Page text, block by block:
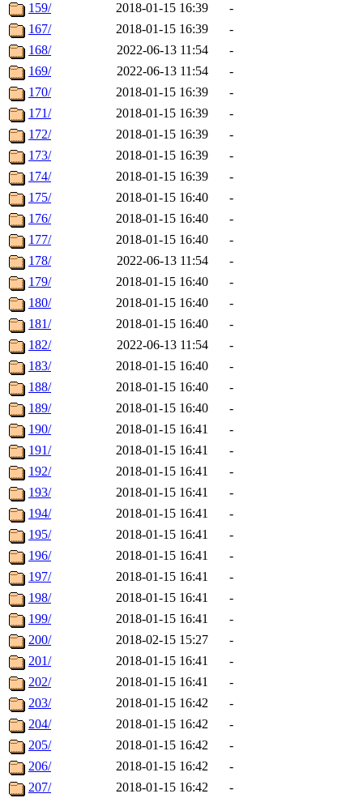
159/
2018-01-15 16:39
-
167/
2018-01-15 16:39
-
168/
2022-06-13 11:54
-
169/
2022-06-13 11:54
-
170/
2018-01-15 16:39
-
171/
2018-01-15 16:39
-
172/
2018-01-15 16:39
-
173/
2018-01-15 16:39
-
174/
2018-01-15 16:39
-
175/
2018-01-15 16:40
-
176/
2018-01-15 16:40
-
177/
2018-01-15 16:40
-
178/
2022-06-13 11:54
-
179/
2018-01-15 16:40
-
180/
2018-01-15 16:40
-
181/
2018-01-15 16:40
-
182/
2022-06-13 11:54
-
183/
2018-01-15 16:40
-
188/
2018-01-15 16:40
-
189/
2018-01-15 16:40
-
190/
2018-01-15 16:41
-
191/
2018-01-15 16:41
-
192/
2018-01-15 16:41
-
193/
2018-01-15 16:41
-
194/
2018-01-15 16:41
-
195/
2018-01-15 16:41
-
196/
2018-01-15 16:41
-
197/
2018-01-15 16:41
-
198/
2018-01-15 16:41
-
199/
2018-01-15 16:41
-
200/
2018-02-15 15:27
-
201/
2018-01-15 16:41
-
202/
2018-01-15 16:41
-
203/
2018-01-15 16:42
-
204/
2018-01-15 16:42
-
205/
2018-01-15 16:42
-
206/
2018-01-15 16:42
-
207/
2018-01-15 16:42
-